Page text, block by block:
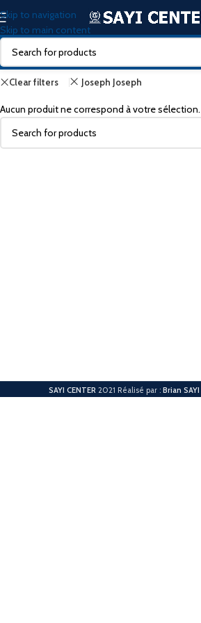
Skip to navigation
Skip to main content
Clear filters Joseph Joseph
Aucun produit ne correspond à votre sélection.
SAYI CENTER 2021 Réalisé par : Brian SAYI